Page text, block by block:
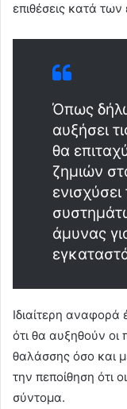
επιθέσεις κατά
Όπως
αυξήσει
θα
ζημιών
άμυνας
Ιδιαίτερη
ότι θα αυξηθούν
θαλάσσης όσο και
την πεποίθηση ότι
σύντομα.